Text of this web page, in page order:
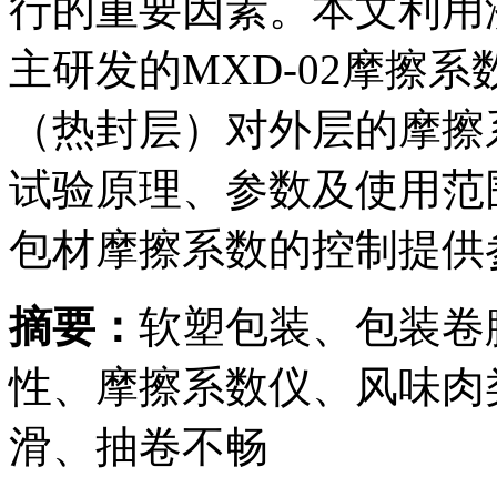
主研发的MXD-02摩擦系
（热封层）对外层的摩
试验原理、参数及使用
包材摩擦系数的控制提供
摘要： 软塑包装、包装
性、摩擦系数仪、风味
滑、抽卷不畅